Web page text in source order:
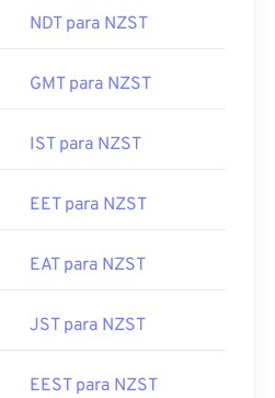
NDT para NZST
GMT para NZST
IST para NZST
EET para NZST
EAT para NZST
JST para NZST
EEST para NZST